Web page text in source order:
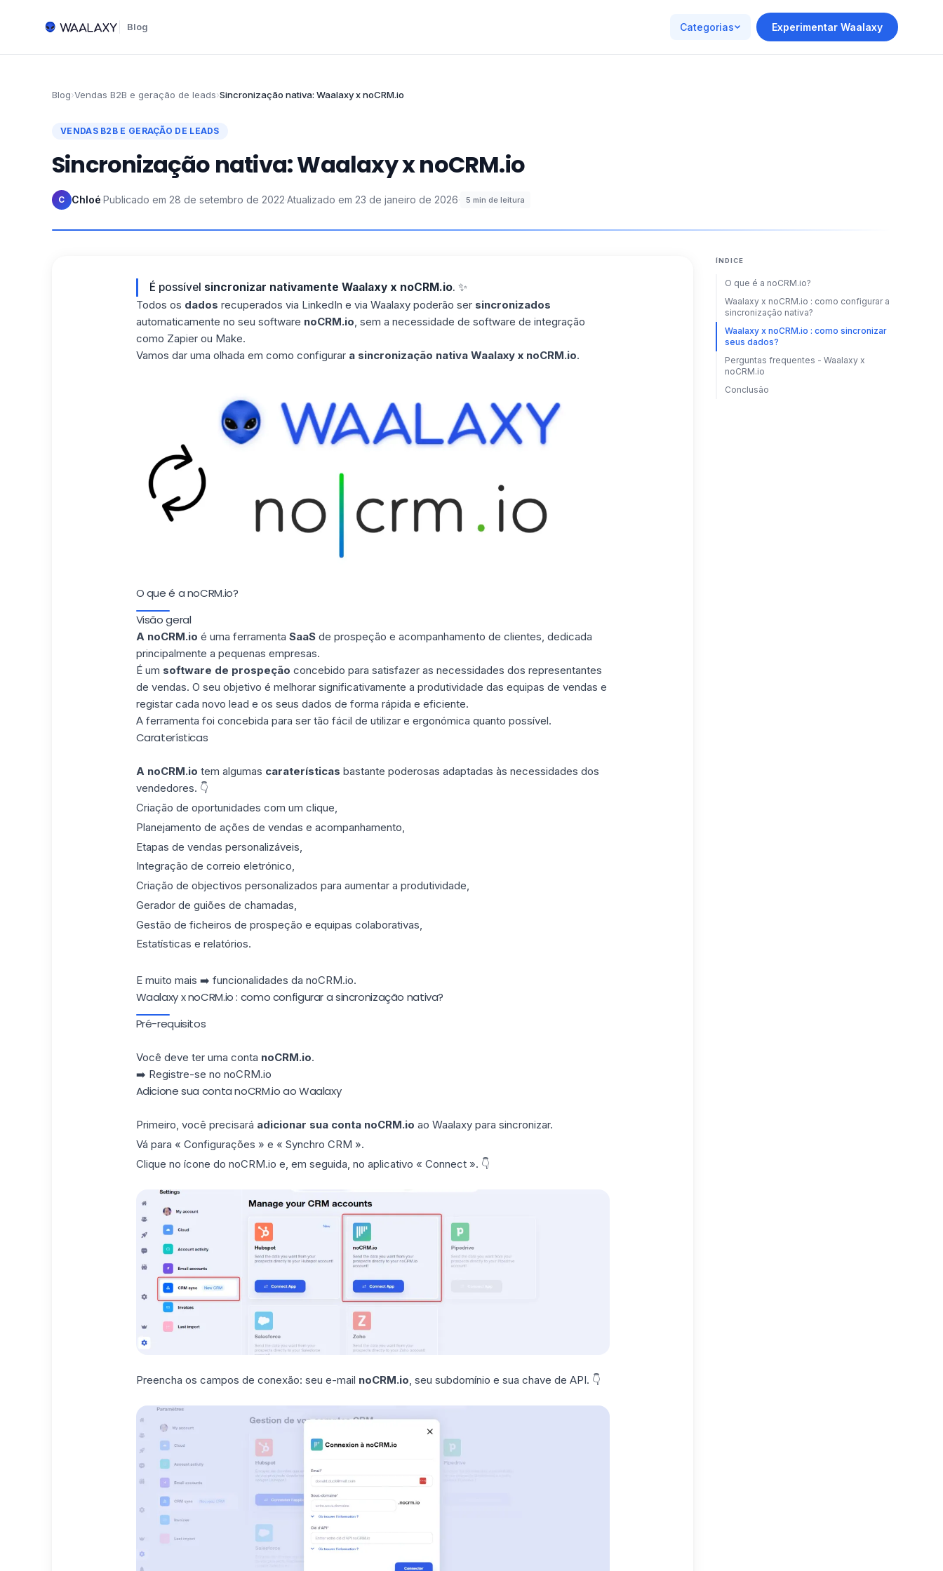
Blog Categorias Experimentar Waalaxy
Blog›Vendas B2B e geração de leads›Sincronização nativa: Waalaxy x noCRM.io
VENDAS B2B E GERAÇÃO DE LEADS
Sincronização nativa: Waalaxy x noCRM.io
C Chloé·Publicado em 28 de setembro de 2022·Atualizado em 23 de janeiro de 2026· 5 min de leitura
É possível sincronizar nativamente Waalaxy x noCRM.io. ✨
Todos os dados recuperados via LinkedIn e via Waalaxy poderão ser sincronizados
automaticamente no seu software noCRM.io, sem a necessidade de software de integração
como Zapier ou Make.
Vamos dar uma olhada em como configurar a sincronização nativa Waalaxy x noCRM.io.
O que é a noCRM.io?
Visão geral
A noCRM.io é uma ferramenta SaaSde prospeção e acompanhamento de clientes, dedicada
principalmente a pequenas empresas.
É um software de prospeção concebido para satisfazer as necessidades dos representantes
de vendas. O seu objetivo é melhorar significativamente a produtividade das equipas de vendas e
registar cada novo lead e os seus dados de forma rápida e eficiente.
A ferramenta foi concebida para ser tão fácil de utilizar e ergonómica quanto possível.
Caraterísticas
A noCRM.io tem algumas caraterísticas bastante poderosas adaptadas às necessidades dos
vendedores. 👇
Criação de oportunidades com um clique,
Planejamento de ações de vendas e acompanhamento,
Etapas de vendas personalizáveis,
Integração de correio eletrónico,
Criação de objectivos personalizados para aumentar a produtividade,
Gerador de guiões de chamadas,
Gestão de ficheiros de prospeção e equipas colaborativas,
Estatísticas e relatórios.
E muito mais ➡️ funcionalidades da noCRM.io.
Waalaxy x noCRM.io : como configurar a sincronização nativa?
Pré-requisitos
Você deve ter uma conta noCRM.io.
➡️ Registre-se no noCRM.io
Adicione sua conta noCRM.io ao Waalaxy
Primeiro, você precisará adicionar sua conta noCRM.io ao Waalaxy para sincronizar.
Vá para « Configurações » e « Synchro CRM ».
Clique no ícone do noCRM.io e, em seguida, no aplicativo « Connect ». 👇
Preencha os campos de conexão: seu e-mail noCRM.io, seu subdomínio e sua chave de API. 👇
ÍNDICE
O que é a noCRM.io?
Waalaxy x noCRM.io : como configurar a
sincronização nativa?
Waalaxy x noCRM.io : como sincronizar
seus dados?
Perguntas frequentes - Waalaxy x
noCRM.io
Conclusão